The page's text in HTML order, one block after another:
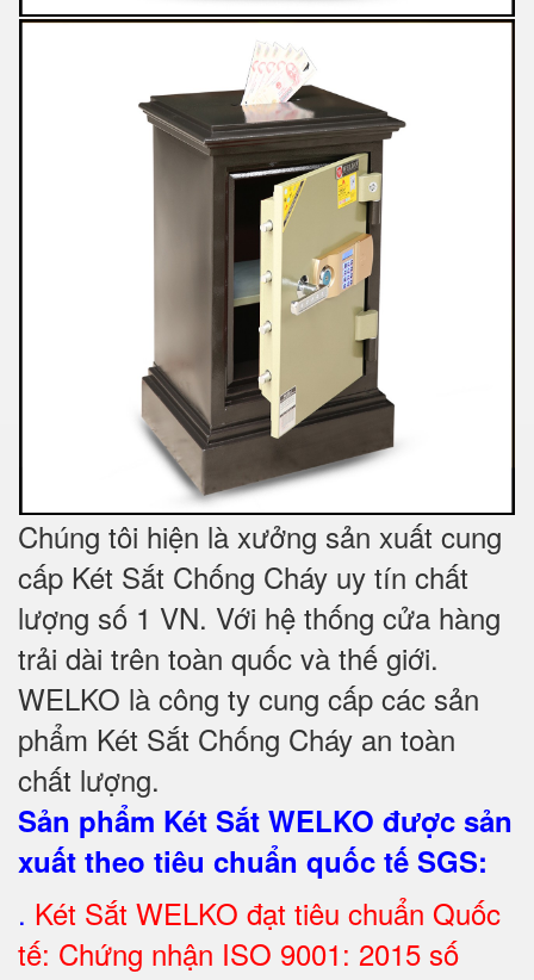
Chúng tôi hiện là xưởng sản xuất cung
cấp Két Sắt Chống Cháy uy tín chất
lượng số 1 VN. Với hệ thống cửa hàng
trải dài trên toàn quốc và thế giới.
WELKO là công ty cung cấp các sản
phẩm Két Sắt Chống Cháy an toàn
chất lượng.
Sản phẩm Két Sắt WELKO được sản
xuất theo tiêu chuẩn quốc tế SGS:
. Két Sắt WELKO đạt tiêu chuẩn Quốc
tế: Chứng nhận ISO 9001: 2015 số